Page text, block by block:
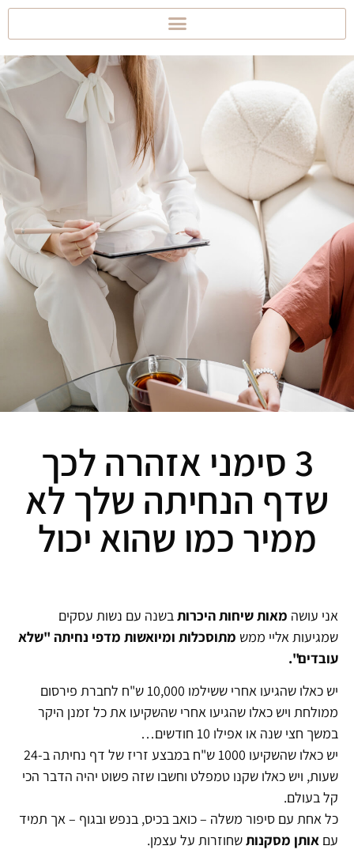
3 סימני אזהרה לכך
שדף הנחיתה שלך לא
ממיר כמו שהוא יכול
אני עושה מאות שיחות היכרות בשנה עם נשות עסקים
שמגיעות אליי ממש מתוסכלות ומיואשות מדפי נחיתה "שלא
עובדים".
יש כאלו שהגיעו אחרי ששילמו 10,000 ש"ח לחברת פירסום
ממולחת ויש כאלו שהגיעו אחרי שהשקיעו את כל זמנן היקר
במשך חצי שנה או אפילו 10 חודשים…
יש כאלו שהשקיעו 1000 ש"ח במבצע זריז של דף נחיתה ב-24
שעות, ויש כאלו שקנו טמפלט וחשבו שזה פשוט יהיה הדבר הכי
קל בעולם.
כל אחת עם סיפור משלה – כואב בכיס, בנפש ובגוף – אך תמיד
עם אותן מסקנותשחוזרות על עצמן.